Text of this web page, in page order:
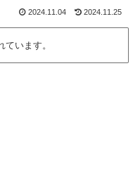
2024.11.04 2024.11.25
います。